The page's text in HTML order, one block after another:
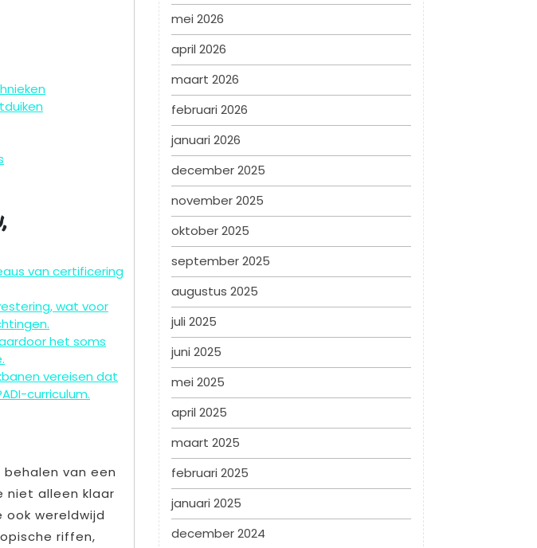
van certificering
wat voor
het soms
vereisen dat
curriculum.
van een
niet alleen klaar
wereldwijd
riffen,
mei 2026
april 2026
maart 2026
februari 2026
januari 2026
december 2025
november 2025
oktober 2025
september 2025
augustus 2025
juli 2025
juni 2025
mei 2025
april 2025
maart 2025
februari 2025
januari 2025
december 2024